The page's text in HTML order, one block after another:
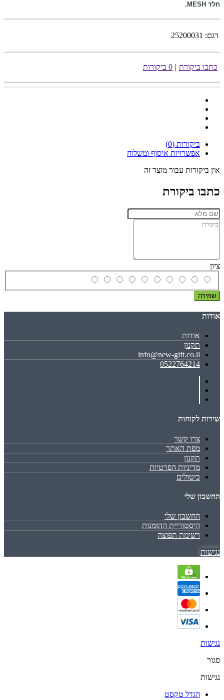
חלד MESH
.
דגם: 25200031
כתבו ביקורת | 0 ביקורות
ביקורות (0)
אפשרויות איסוף ומשלוח
אין ביקורות עבור מוצר זה
כתבו ביקורת
ציון
שמירה
אודות
אודות
תקנון
info@new-gift.co.il
0522764214
שירות לקוחות
צרו קשר
מפת האתר
תקנון
מדיניות הפרטיות
ביטולים
החשבון שלי
החשבון שלי
היסטוריית ההזמנות
רשימת תפוצה
נגישות
נגישות
סגור
נגישות
הגדל טקסט